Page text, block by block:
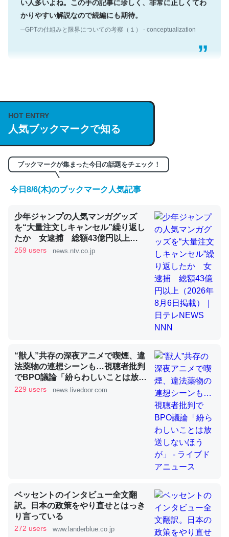
かりやすい解説なので続編にも期待。
─GPTの仕組みと限界についての考察（１） - conceptualization
説してる記事が少ないので貴重な良記事。/続編来た
https://isobe324649.hatenablog.com/entry/2023/03/27
/064121
─GPTの仕組みと限界についての考察（１） - conceptualization
くらい。小説でいう「ずっと前の伏線」は回収されないけ
ど、短期記憶というには多い分量。進化すればするほど分
かりやすく強くなりそう
─GPTの仕組みと限界についての考察（１） - conceptualization
昆虫ってカルシウム少ないのか。知らんかった。調べたら
─ニュース :: 【研究発表】昆虫学の大問題＝「昆虫はなぜ海にいな
いのか」に関する新仮説
論文では「淡水はカルシウムも酸素も不足してて両方に不
利だから両方が拮抗してるのでは」とあって面白い。海に
いる鋏角類（カブトガニ・ウミグモ）はカルシウムを使わ
ずキチンを強化してる筈だが、酵素が違うのか？
HOT ENTRY
人気ブックマークで知る
ブックマークが集まった今日の話題をチェック！
今日8/6(木)のブックマーク人気記事
少年ジャンプの人気マンガグッズ
を“大量注文しキャンセル”繰り返し
たか 女逮捕 総額43億円以上
（2026年8月6日掲載）｜日テレ
259 users news.ntv.co.jp
“獣人”共存の深夜アニメで喫煙、違
法薬物の連想シーンも…視聴者批判
でBPO議論「紛らわしいことは放送
しないほうが」 - ライブドアニュー
229 users news.livedoor.com
ベッセントのインタビュー全文翻
訳。日本の政策をやり直せとはっき
り言っている
272 users www.landerblue.co.jp